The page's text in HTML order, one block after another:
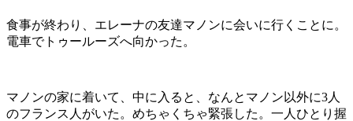
食事が終わり、エレーナの友達マノンに会いに行くことに。
電車でトゥールーズへ向かった。
マノンの家に着いて、中に入ると、なんとマノン以外に3人
のフランス人がいた。めちゃくちゃ緊張した。一人ひとり握